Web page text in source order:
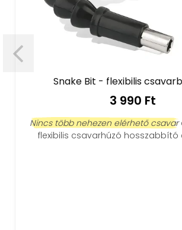
Snake Bit - flexibilis
3 990 Ft
Nincs több nehezen elérhető csavar
flexibilis csavarhúzó hosszabbító